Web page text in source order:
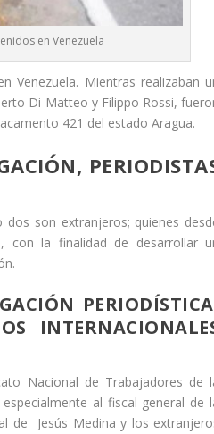
en Venezuela
Venezuela. Mientras realizaban
Di Matteo y Filippo Rossi,
421 del estado Aragua.
son extranjeros; quienes
con la finalidad de desarrollar
Nacional de Trabajadores de
al fiscal general de
de Jesús Medina y los